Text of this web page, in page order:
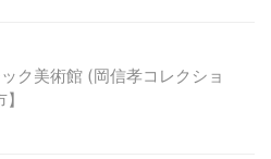
ク美術館 (岡信孝コレクショ